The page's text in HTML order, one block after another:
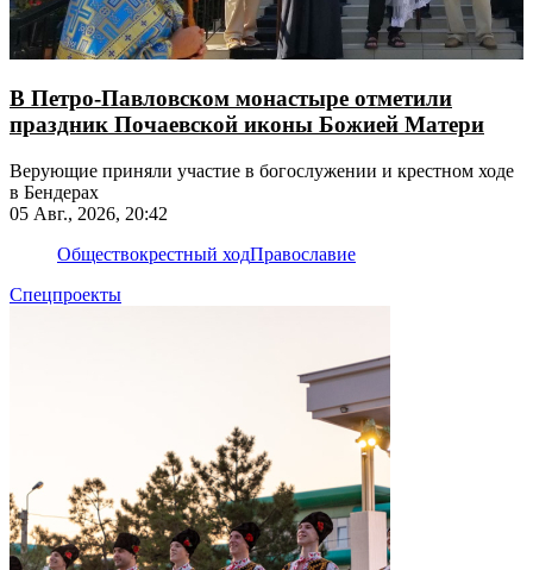
В Петро-Павловском монастыре отметили
праздник Почаевской иконы Божией Матери
Верующие приняли участие в богослужении и крестном ходе
в Бендерах
05 Авг., 2026, 20:42
Обществокрестный ходПравославие
Спецпроекты